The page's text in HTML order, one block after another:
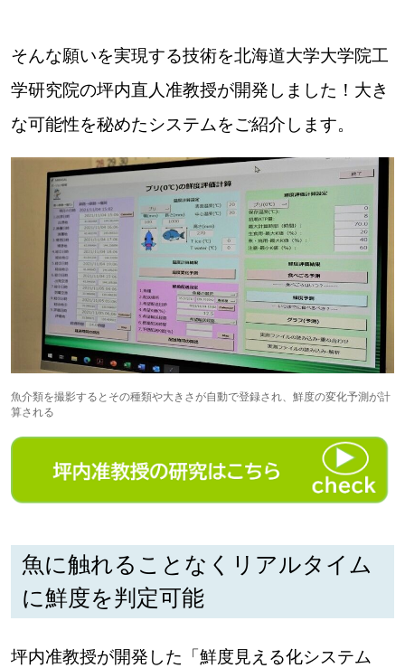
北海道で暮らす、あなたとつくる、
KEYWORD
Sitakke編集部あい
【いろんな価値観や生き方に触れたい】
Sitakke編集部 IKU
【暮らしの知恵を身につけたい】
【まったり楽しみたい】 札幌市
【札幌のお気に入りを見つけたい】
【道央のお気に入りを見つけたい】
【道北のお気に入りを見つけたい】
【道東のお気に入りを見つけたい】
そんな願いを実現する技術を北海道大学大学院工
学研究院の坪内直人准教授が開発しました！大き
な可能性を秘めたシステムをご紹介します。
魚介類を撮影するとその種類や大きさが自動で登録され、鮮度の変化予測が計
算される
魚に触れることなくリアルタイム
に鮮度を判定可能
坪内准教授が開発した「鮮度見える化システム